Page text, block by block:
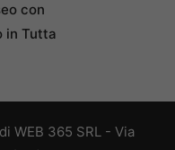
con
in Tutta
WEB 365 SRL - Via